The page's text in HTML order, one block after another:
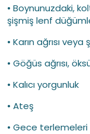
• Boynunuzdaki,
şişmiş lenf
• Karın ağrısı veya
• Göğüs ağrısı,
• Kalıcı yorgunluk
• Ateş
• Gece terlemeleri